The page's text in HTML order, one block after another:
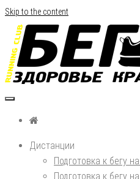
Skip to the content
Дистанции
Подготовка к бегу
Подготовка к бегу